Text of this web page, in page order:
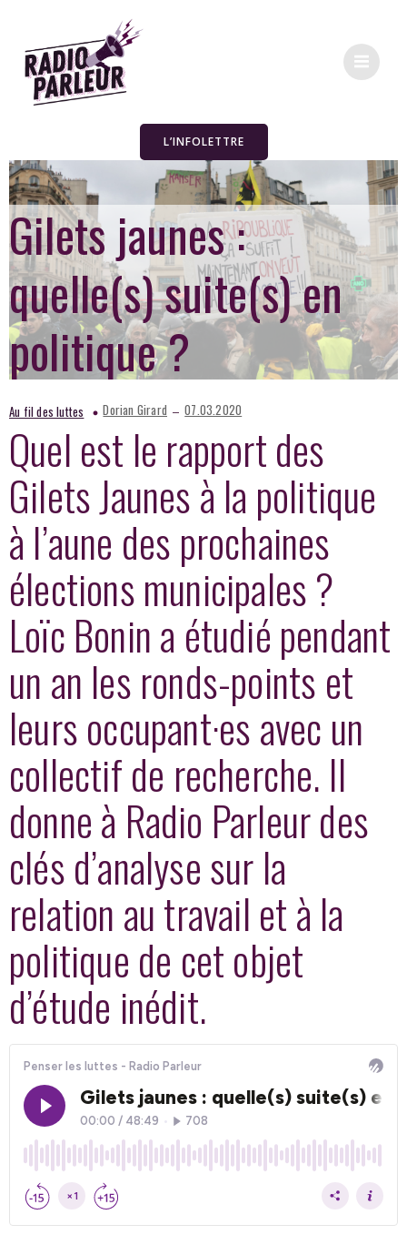
L’INFOLETTRE
Gilets jaunes :
quelle(s) suite(s) en
politique ?
Au fil des luttes Dorian Girard – 07.03.2020
Quel est le rapport des
Gilets Jaunes à la politique
à l’aune des prochaines
élections municipales ?
Loïc Bonin a étudié pendant
un an les ronds-points et
leurs occupant·es avec un
collectif de recherche. Il
donne à Radio Parleur des
clés d’analyse sur la
relation au travail et à la
politique de cet objet
d’étude inédit.